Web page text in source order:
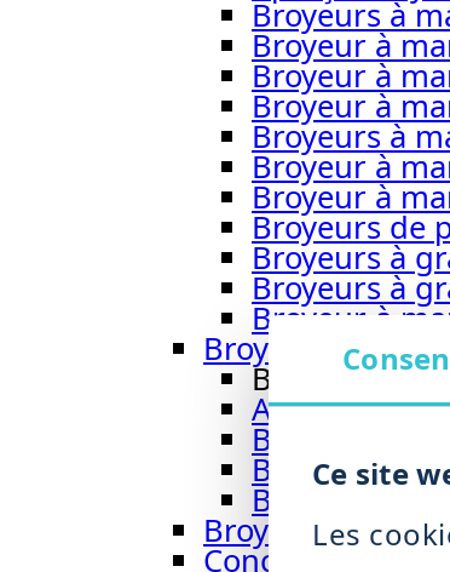
Ce site
Les
Broyeurs à
Broyeur à
Broyeur à
Broyeur à
Broyeurs à
Broyeur à
Broyeur à
Broyeurs de
Broyeurs à
Broyeurs à
Broyeur à
Broyeur à
Broyeur à
Aperçu
Broyeurs par
Broyeur à
Broyeur à
Broyeur de
Concasseur CR